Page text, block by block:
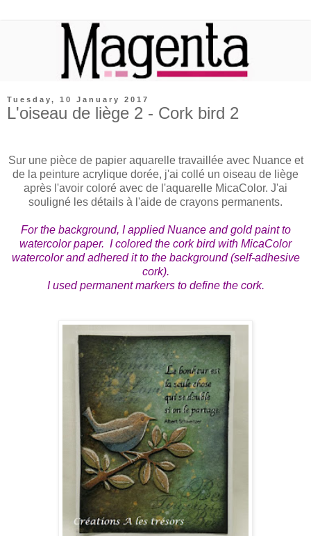
Tuesday, 10 January 2017
L'oiseau de liège 2 - Cork bird 2
Sur une pièce de papier aquarelle travaillée avec Nuance et
de la peinture acrylique dorée, j'ai collé un oiseau de liège
après l'avoir coloré avec de l'aquarelle MicaColor. J'ai
souligné les détails à l'aide de crayons permanents.
For the background, I applied Nuance and gold paint to
watercolor paper. I colored the cork bird with MicaColor
watercolor and adhered it to the background (self-adhesive
cork).
I used permanent markers to define the cork.